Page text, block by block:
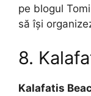
pe blogul
să își
8.
Kalafatis